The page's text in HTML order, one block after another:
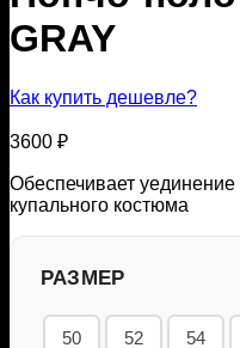
GRAY
Как купить дешевле?
3600 ₽
Обеспечивает
купального костюма
РАЗМЕР
50 52 54